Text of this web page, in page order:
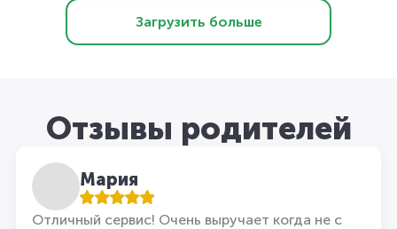
Загрузить больше
Отзывы родителей
Мария
Отличный сервис! Очень выручает когда не с